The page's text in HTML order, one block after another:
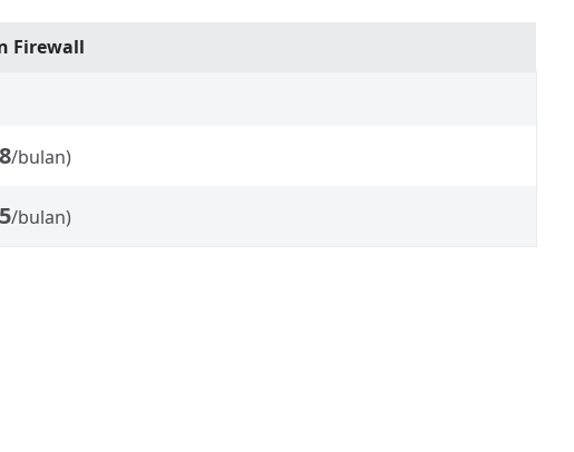
Firewall
/bulan)
/bulan)